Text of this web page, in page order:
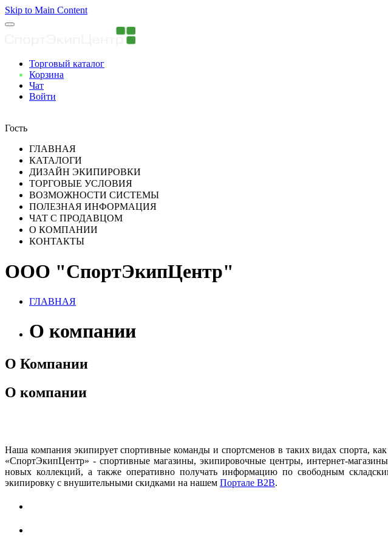
Skip to Main Content
Торговый каталог
Корзина
Чат
Войти
Гость
ГЛАВНАЯ
КАТАЛОГИ
ДИЗАЙН ЭКИПИРОВКИ
ТОРГОВЫЕ УСЛОВИЯ
ВОЗМОЖНОСТИ СИСТЕМЫ
ПОЛЕЗНАЯ ИНФОРМАЦИЯ
ЧАТ С ПРОДАВЦОМ
О КОМПАНИИ
КОНТАКТЫ
ООО "СпортЭкипЦентр"
ГЛАВНАЯ
О компании
О Компании
О компании
Наша компания экипирует спортивные команды и спортсменов в таких видах спорта,
«СпортЭкипЦентр» - спортивные магазины, экипировочные центры, интернет-
новых коллекций, а также оперативно получать информацию по свободным
экипировку с внушительными скидками на нашем Портале B2B.